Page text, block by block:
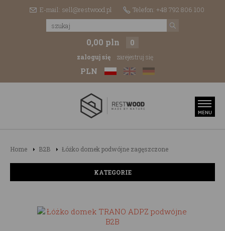
E-mail: sell@restwood.pl Telefon: +48 792 806 100
0,00 pln 0
zaloguj się zarejestruj się
PLN
Home B2B Łóżko domek podwójne zagęszczone
KATEGORIE